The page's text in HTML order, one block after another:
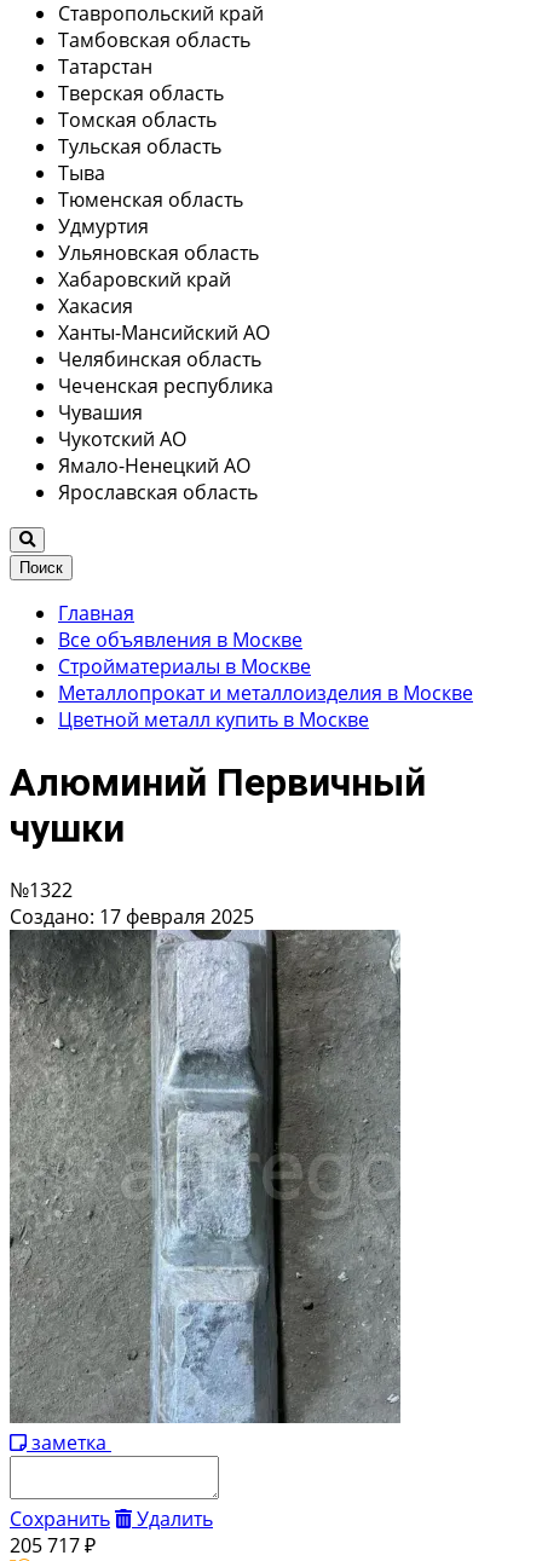
Ставропольский край
Тамбовская область
Татарстан
Тверская область
Томская область
Тульская область
Тыва
Тюменская область
Удмуртия
Ульяновская область
Хабаровский край
Хакасия
Ханты-Мансийский АО
Челябинская область
Чеченская республика
Чувашия
Чукотский АО
Ямало-Ненецкий АО
Ярославская область
Поиск
Главная
Все объявления в Москве
Стройматериалы в Москве
Металлопрокат и металлоизделия в Москве
Цветной металл купить в Москве
Алюминий Первичный
чушки
№1322
Создано: 17 февраля 2025
заметка
Сохранить
Удалить
205 717 ₽